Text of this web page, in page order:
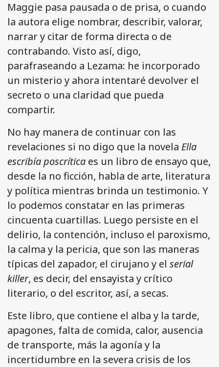
Maggie pasa pausada o de prisa, o cuando
la autora elige nombrar, describir, valorar,
narrar y citar de forma directa o de
contrabando. Visto así, digo,
parafraseando a Lezama: he incorporado
un misterio y ahora intentaré devolver el
secreto o una claridad que pueda
compartir.
No hay manera de continuar con las
revelaciones si no digo que la novela Ella
escribía poscrítica es un libro de ensayo que,
desde la no ficción, habla de arte, literatura
y política mientras brinda un testimonio. Y
lo podemos constatar en las primeras
cincuenta cuartillas. Luego persiste en el
delirio, la contención, incluso el paroxismo,
la calma y la pericia, que son las maneras
típicas del zapador, el cirujano y el serial
killer, es decir, del ensayista y crítico
literario, o del escritor, así, a secas.
Este libro, que contiene el alba y la tarde,
apagones, falta de comida, calor, ausencia
de transporte, más la agonía y la
incertidumbre en la severa crisis de los